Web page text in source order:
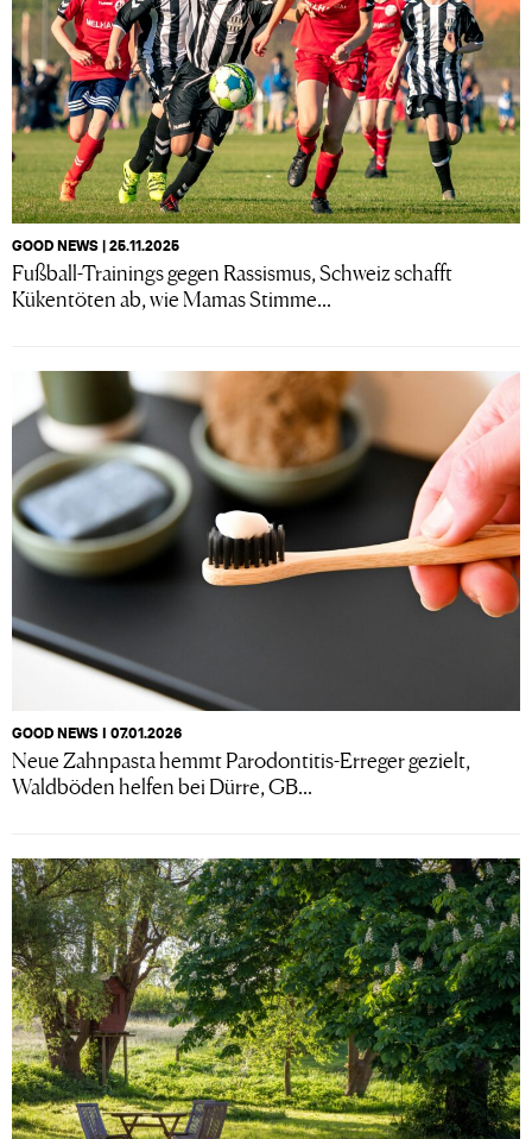
GOOD NEWS | 25.11.2025
Fußball-Trainings gegen Rassismus, Schweiz schafft
Kükentöten ab, wie Mamas Stimme...
GOOD NEWS I 07.01.2026
Neue Zahnpasta hemmt Parodontitis-Erreger gezielt,
Waldböden helfen bei Dürre, GB...